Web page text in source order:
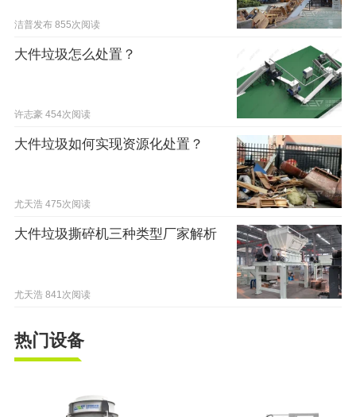
洁普发布 855次阅读
大件垃圾怎么处置？
许志豪 454次阅读
大件垃圾如何实现资源化处置？
尤天浩 475次阅读
大件垃圾撕碎机三种类型厂家解析
尤天浩 841次阅读
热门设备